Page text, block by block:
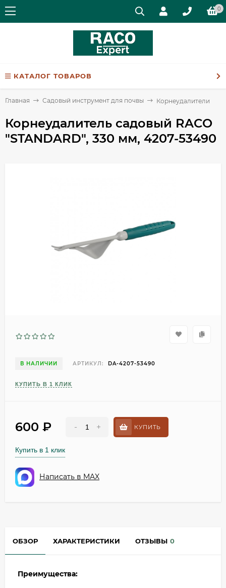
0
КАТАЛОГ ТОВАРОВ
Главная Садовый инструмент для почвы Корнеудалители
Корнеудалитель садовый RACO
"STANDARD", 330 мм, 4207-53490
В НАЛИЧИИ АРТИКУЛ: DA-4207-53490
КУПИТЬ В 1 КЛИК
600 - + КУПИТЬ
Купить в 1 клик
Написать в MAX
ОБЗОР ХАРАКТЕРИСТИКИ ОТЗЫВЫ 0
Преимущества: